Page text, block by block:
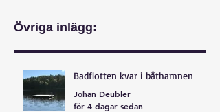
Övriga inlägg:
Badflotten kvar i båthamnen
Johan Deubler
för 4 dagar sedan